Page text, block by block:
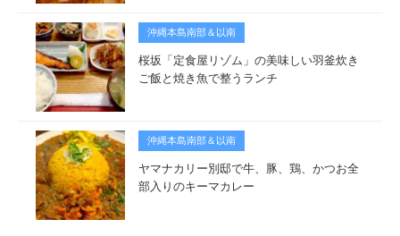
沖縄本島南部＆以南
桜坂「定食屋リゾム」の美味しい羽釜炊き
ご飯と焼き魚で整うランチ
沖縄本島南部＆以南
ヤマナカリー別邸で牛、豚、鶏、かつお全
部入りのキーマカレー